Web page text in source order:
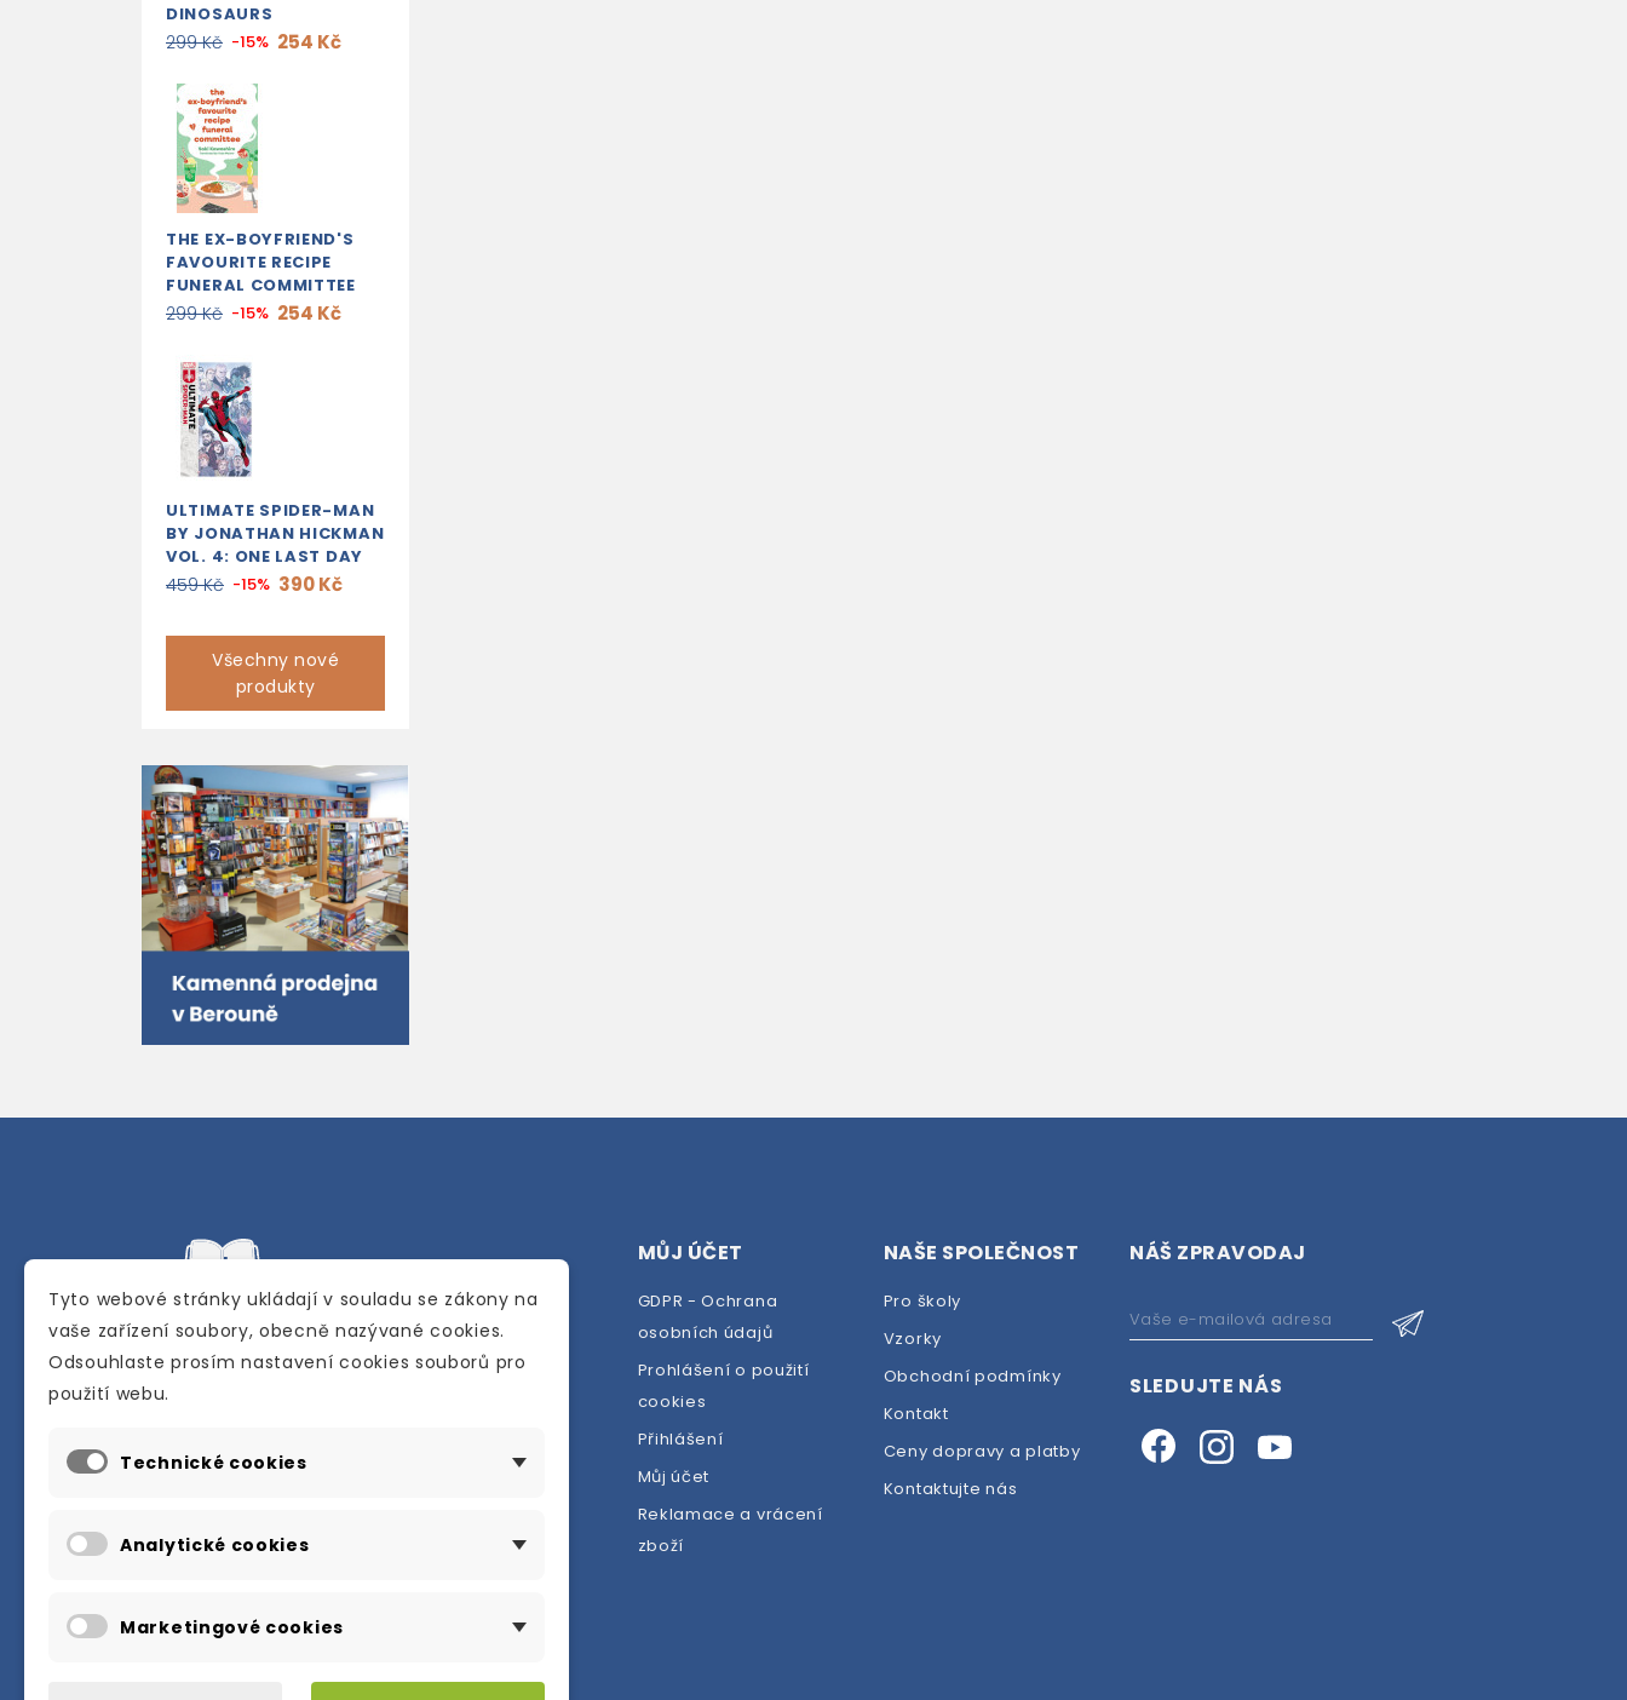
DINOSAURS
299 Kč -15% 254 Kč
THE EX-BOYFRIEND'S
FAVOURITE RECIPE
FUNERAL COMMITTEE
299 Kč -15% 254 Kč
ULTIMATE SPIDER-MAN
BY JONATHAN HICKMAN
VOL. 4: ONE LAST DAY
459 Kč -15% 390 Kč
Všechny nové
produkty
Internetové a kamenné knihkupectví se
anglického jazyka.
Karly Machové 48 Beroun 266 01
info@englishbooks.cz
MŮJ ÚČET
GDPR - Ochrana
osobních údajů
Prohlášení o použití
cookies
Přihlášení
Můj účet
Reklamace a vrácení
zboží
NAŠE SPOLEČNOST
Pro školy
Vzorky
Obchodní podmínky
Kontakt
Ceny dopravy a platby
Kontaktujte nás
NÁŠ ZPRAVODAJ
SLEDUJTE NÁS
Tyto webové stránky ukládají v souladu se zákony na
vaše zařízení soubory, obecně nazývané cookies.
Odsouhlaste prosím nastavení cookies souborů pro
použití webu.
Technické cookies
Analytické cookies
Marketingové cookies